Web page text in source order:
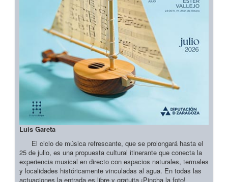
Luis Gareta
El ciclo de música refrescante, que se prolongará hasta el
25 de julio, es una propuesta cultural itinerante que conecta la
experiencia musical en directo con espacios naturales, termales
y localidades históricamente vinculadas al agua. En todas las
actuaciones la entrada es libre y gratuita ¡Pincha la foto!